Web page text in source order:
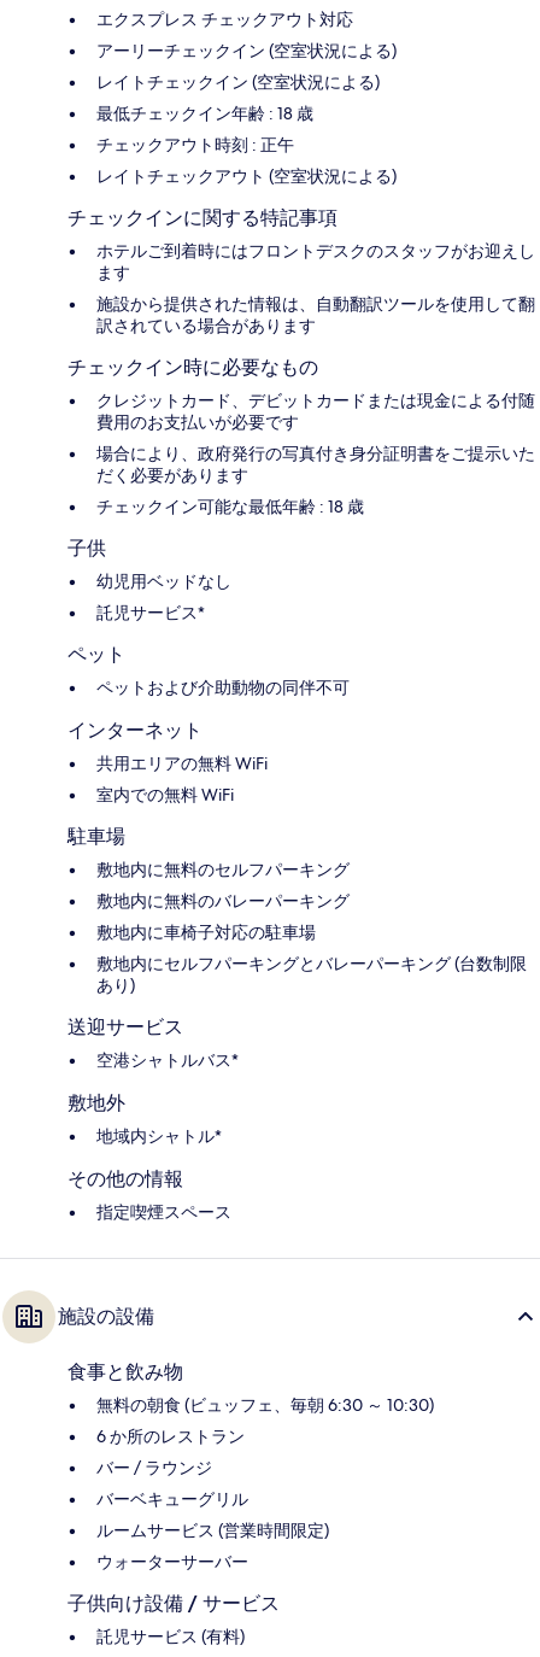
エクスプレス チェックアウト対応
アーリーチェックイン (空室状況による)
レイトチェックイン (空室状況による)
最低チェックイン年齢 : 18 歳
チェックアウト時刻 : 正午
レイトチェックアウト (空室状況による)
チェックインに関する特記事項
ホテルご到着時にはフロントデスクのスタッフがお迎えし
ます
施設から提供された情報は、自動翻訳ツールを使用して翻
訳されている場合があります
チェックイン時に必要なもの
クレジットカード、デビットカードまたは現金による付随
費用のお支払いが必要です
場合により、政府発行の写真付き身分証明書をご提示いた
だく必要があります
チェックイン可能な最低年齢 : 18 歳
子供
幼児用ベッドなし
託児サービス*
ペット
ペットおよび介助動物の同伴不可
インターネット
共用エリアの無料 WiFi
室内での無料 WiFi
駐車場
敷地内に無料のセルフパーキング
敷地内に無料のバレーパーキング
敷地内に車椅子対応の駐車場
敷地内にセルフパーキングとバレーパーキング (台数制限
あり)
送迎サービス
空港シャトルバス*
敷地外
地域内シャトル*
その他の情報
指定喫煙スペース
施設の設備
食事と飲み物
無料の朝食 (ビュッフェ、毎朝 6:30 ～ 10:30)
6 か所のレストラン
バー / ラウンジ
バーベキューグリル
ルームサービス (営業時間限定)
ウォーターサーバー
子供向け設備 / サービス
託児サービス (有料)